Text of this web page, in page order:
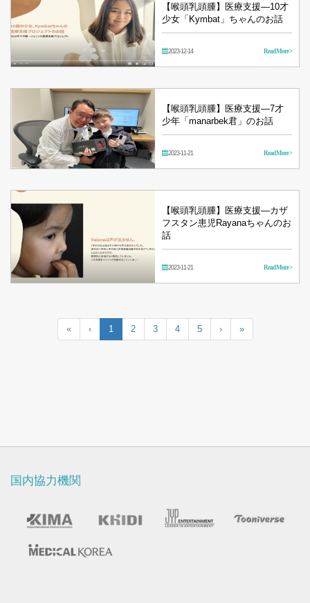
【喉頭乳頭腫】医療支援―10才
少女「Kymbat」ちゃんのお話
2023-12-14 Read More >
【喉頭乳頭腫】医療支援―7才
少年「manarbek君」のお話
2023-11-21 Read More >
【喉頭乳頭腫】医療支援―カザ
フスタン患児Rayanaちゃんのお
話
2023-11-21 Read More >
« ‹ 1 2 3 4 5 › »
国内協力機関